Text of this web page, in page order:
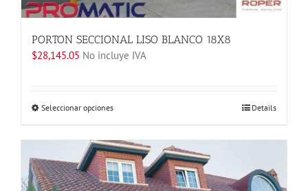
PORTON SECCIONAL LISO BLANCO 18X8
$28,145.05 No incluye IVA
Seleccionar opcionesEste
tiene
múltiples
variantes.
Las
Details